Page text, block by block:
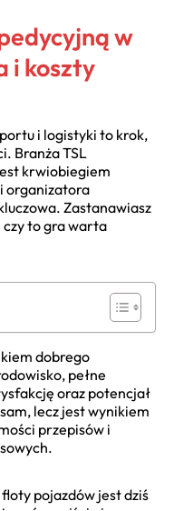
w
i koszty
i logistyki to krok,
Branża TSL
krwiobiegiem
organizatora
Zastanawiasz
czy to gra warta
dobrego
pełne
oraz potencjał
lecz jest wynikiem
przepisów i
pojazdów jest dziś